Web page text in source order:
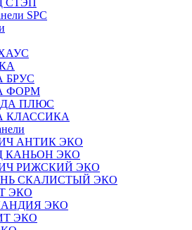
СТЭП
SPC
БРУС
ФОРМ
ПЛЮС
КЛАССИКА
АНТИК ЭКО
КАНЬОН ЭКО
РИЖСКИЙ ЭКО
СКАЛИСТЫЙ ЭКО
ЭКО
ЭКО
ЭКО